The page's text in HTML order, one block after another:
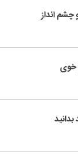
چشم انداز
خوی